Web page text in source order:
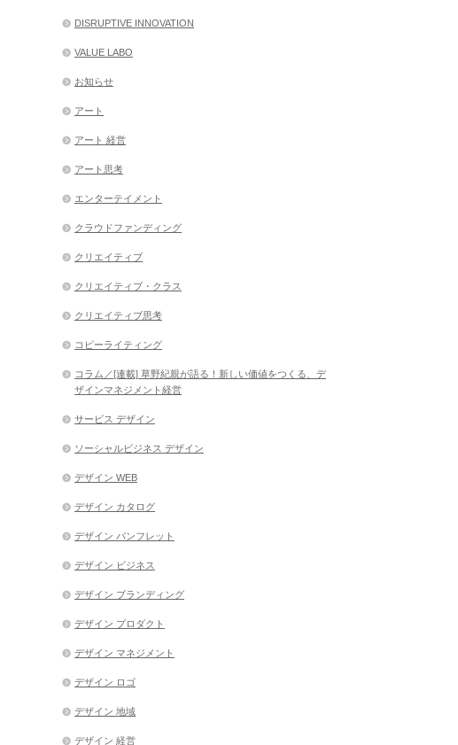
DISRUPTIVE INNOVATION
VALUE LABO
お知らせ
アート
アート 経営
アート思考
エンターテイメント
クラウドファンディング
クリエイティブ
クリエイティブ・クラス
クリエイティブ思考
コピーライティング
コラム／[連載] 草野紀親が語る！新しい価値をつくる、デ
ザインマネジメント経営
サービス デザイン
ソーシャルビジネス デザイン
デザイン WEB
デザイン カタログ
デザイン パンフレット
デザイン ビジネス
デザイン ブランディング
デザイン プロダクト
デザイン マネジメント
デザイン ロゴ
デザイン 地域
デザイン 経営